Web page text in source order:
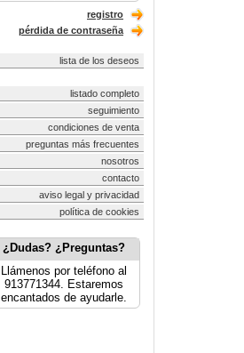
registro
pérdida de contraseña
lista de los deseos
listado completo
seguimiento
condiciones de venta
preguntas más frecuentes
nosotros
contacto
aviso legal y privacidad
política de cookies
¿Dudas? ¿Preguntas?
Llámenos por teléfono al
913771344. Estaremos
encantados de ayudarle.